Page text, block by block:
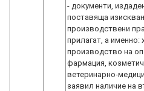
- документи,
поставяща
производствени
прилагат, а
производство на
фармация,
ветеринарно-
заявил наличие на